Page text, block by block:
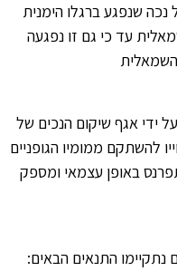
שנפגע ברגלו הימנית
עד כי גם זו נפגעה
השמאלית
ידי אגף שיקום הנכים של
יותר, שסיכוייו להשתקם ממומיו הגופניים
באופן עצמאי ומספק
התנאים הבאים: